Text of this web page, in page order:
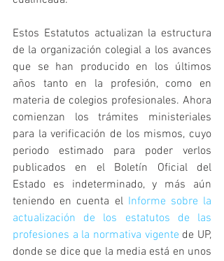
Estos Estatutos actualizan la estructura
de la organización colegial a los avances
que se han producido en los últimos
años tanto en la profesión, como en
materia de colegios profesionales. Ahora
comienzan los trámites ministeriales
para la verificación de los mismos, cuyo
periodo estimado para poder verlos
publicados en el Boletín Oficial del
Estado es indeterminado, y más aún
teniendo en cuenta el Informe sobre la
actualización de los estatutos de las
profesiones a la normativa vigente de UP,
donde se dice que la media está en unos